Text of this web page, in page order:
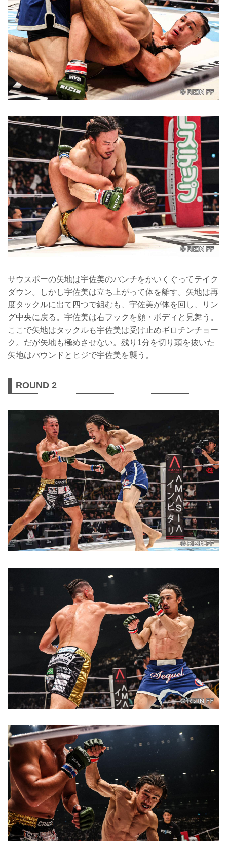
サウスポーの矢地は宇佐美のパンチをかいくぐってテイク
ダウン。しかし宇佐美は立ち上がって体を離す。矢地は再
度タックルに出て四つで組むも、宇佐美が体を回し、リン
グ中央に戻る。宇佐美は右フックを顔・ボディと見舞う。
ここで矢地はタックルも宇佐美は受け止めギロチンチョー
ク。だが矢地も極めさせない。残り1分を切り頭を抜いた
矢地はパウンドとヒジで宇佐美を襲う。
ROUND 2